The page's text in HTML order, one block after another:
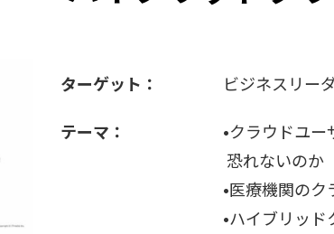
ターゲット： ビジネスリー
テーマ：
•クラウドユ
恐れないのか
•医療機関の
•ハイブリッ